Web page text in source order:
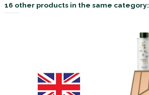
16 other products in the same category: